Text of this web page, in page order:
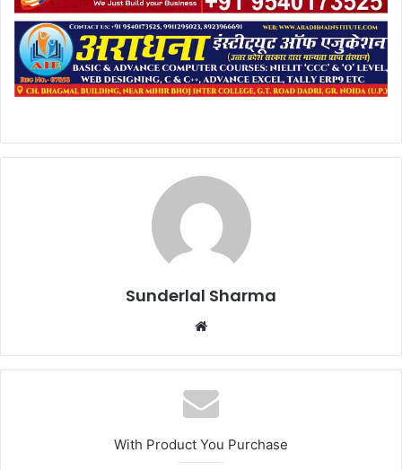
Sunderlal Sharma
Website
With Product You Purchase